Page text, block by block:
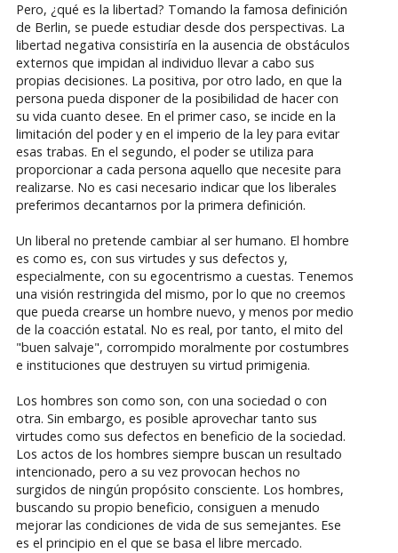
Pero, ¿qué es la libertad? Tomando la famosa definición
de Berlin, se puede estudiar desde dos perspectivas. La
libertad negativa consistiría en la ausencia de obstáculos
externos que impidan al individuo llevar a cabo sus
propias decisiones. La positiva, por otro lado, en que la
persona pueda disponer de la posibilidad de hacer con
su vida cuanto desee. En el primer caso, se incide en la
limitación del poder y en el imperio de la ley para evitar
esas trabas. En el segundo, el poder se utiliza para
proporcionar a cada persona aquello que necesite para
realizarse. No es casi necesario indicar que los liberales
preferimos decantarnos por la primera definición.
Un liberal no pretende cambiar al ser humano. El hombre
es como es, con sus virtudes y sus defectos y,
especialmente, con su egocentrismo a cuestas. Tenemos
una visión restringida del mismo, por lo que no creemos
que pueda crearse un hombre nuevo, y menos por medio
de la coacción estatal. No es real, por tanto, el mito del
"buen salvaje", corrompido moralmente por costumbres
e instituciones que destruyen su virtud primigenia.
Los hombres son como son, con una sociedad o con
otra. Sin embargo, es posible aprovechar tanto sus
virtudes como sus defectos en beneficio de la sociedad.
Los actos de los hombres siempre buscan un resultado
intencionado, pero a su vez provocan hechos no
surgidos de ningún propósito consciente. Los hombres,
buscando su propio beneficio, consiguen a menudo
mejorar las condiciones de vida de sus semejantes. Ese
es el principio en el que se basa el libre mercado.